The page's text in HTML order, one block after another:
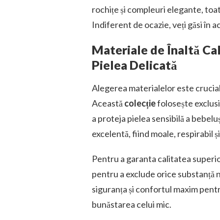
rochițe și compleuri elegante,
Indiferent de ocazie, veți găsi în
Materiale de Înaltă
Pielea Delicată
Alegerea materialelor este
Aceastăcolecțiefolosește
a proteja pielea sensibilă a
excelentă, fiind moale, respirabil
Pentru a garanta calitatea
pentru a exclude orice substanță
siguranța și confortul maxim
bunăstarea celui mic.